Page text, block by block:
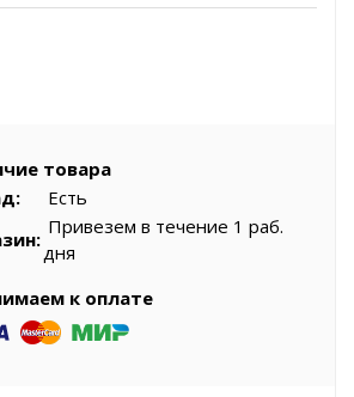
товара
Есть
Привезем в течение 1 раб.
дня
к оплате